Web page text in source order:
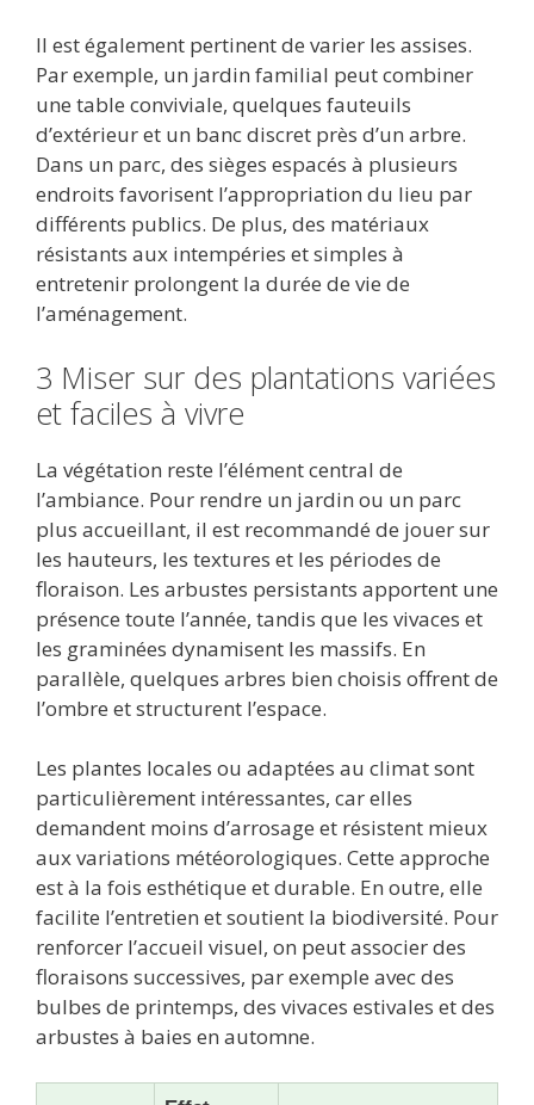
Il est également pertinent de varier les assises.
Par exemple, un jardin familial peut combiner
une table conviviale, quelques fauteuils
d’extérieur et un banc discret près d’un arbre.
Dans un parc, des sièges espacés à plusieurs
endroits favorisent l’appropriation du lieu par
différents publics. De plus, des matériaux
résistants aux intempéries et simples à
entretenir prolongent la durée de vie de
l’aménagement.
3 Miser sur des plantations variées
et faciles à vivre
La végétation reste l’élément central de
l’ambiance. Pour rendre un jardin ou un parc
plus accueillant, il est recommandé de jouer sur
les hauteurs, les textures et les périodes de
floraison. Les arbustes persistants apportent une
présence toute l’année, tandis que les vivaces et
les graminées dynamisent les massifs. En
parallèle, quelques arbres bien choisis offrent de
l’ombre et structurent l’espace.
Les plantes locales ou adaptées au climat sont
particulièrement intéressantes, car elles
demandent moins d’arrosage et résistent mieux
aux variations météorologiques. Cette approche
est à la fois esthétique et durable. En outre, elle
facilite l’entretien et soutient la biodiversité. Pour
renforcer l’accueil visuel, on peut associer des
floraisons successives, par exemple avec des
bulbes de printemps, des vivaces estivales et des
arbustes à baies en automne.